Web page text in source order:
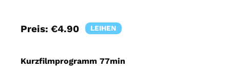
Preis: €4.90 LEIHEN
Kurzfilmprogramm 77min